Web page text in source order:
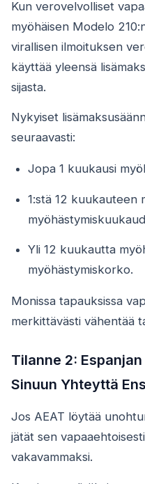
Kun verovelvolliset
myöhäisen Modelo
virallisen ilmoituksen
käyttää yleensä
sijasta.
Nykyiset
seuraavasti:
Jopa 1 kuukausi
1:stä 12 kuukauteen
Yli 12 kuukautta
myöhästymiskorko.
Monissa tapauksissa
merkittävästi vähentää
Tilanne 2:
Sinuun Yhteyttä
Jos AEAT löytää
jätät sen
vakavammaksi.